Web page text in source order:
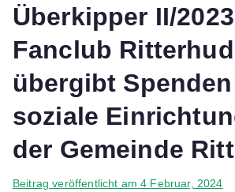
rÜberkipper II/
Fanclub
übergibt
soziale
der Gemeinde
V
Beitrag veröffentlicht am4 Februar, 2024